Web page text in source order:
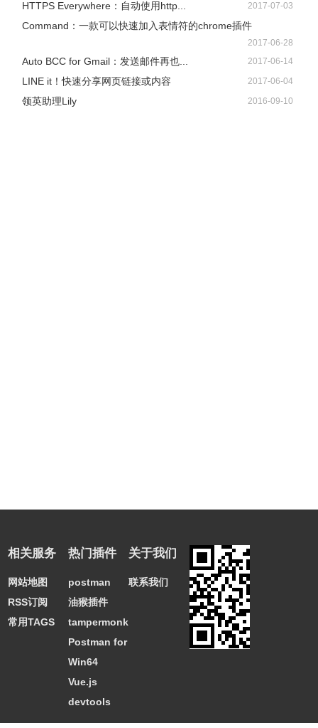
HTTPS Everywhere：自动使用http... 2017-07-03
Command：一款可以快速加入表情符的chrome插件
2017-06-28
Auto BCC for Gmail：发送邮件再也... 2017-06-14
LINE it！快速分享网页链接或内容 2017-06-04
领英助理Lily 2016-09-10
相关服务
网站地图
RSS订阅
常用TAGS
热门插件
postman
油猴插件
tampermonkey
Postman for
Win64
Vue.js
devtools
关于我们
联系我们